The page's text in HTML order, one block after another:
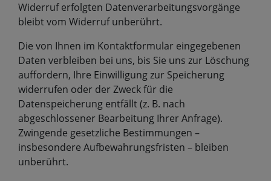
Widerruf erfolgten Datenverarbeitungsvorgänge
bleibt vom Widerruf unberührt.
Die von Ihnen im Kontaktformular eingegebenen
Daten verbleiben bei uns, bis Sie uns zur Löschung
auffordern, Ihre Einwilligung zur Speicherung
widerrufen oder der Zweck für die
Datenspeicherung entfällt (z. B. nach
abgeschlossener Bearbeitung Ihrer Anfrage).
Zwingende gesetzliche Bestimmungen –
insbesondere Aufbewahrungsfristen – bleiben
unberührt.